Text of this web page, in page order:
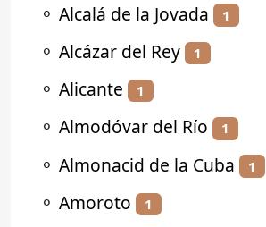
⚬ Alcalá de la Jovada 1
⚬ Alcázar del Rey 1
⚬ Alicante 1
⚬ Almodóvar del Río 1
⚬ Almonacid de la Cuba 1
⚬ Amoroto 1